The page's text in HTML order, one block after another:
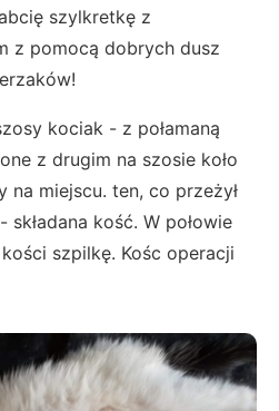
szylkretkę z
z pomocą dobrych dusz
kociak - z połamaną
z drugim na szosie koło
miejscu. ten, co przeżył
składana kość. W połowie
szpilkę. Kośc operacji